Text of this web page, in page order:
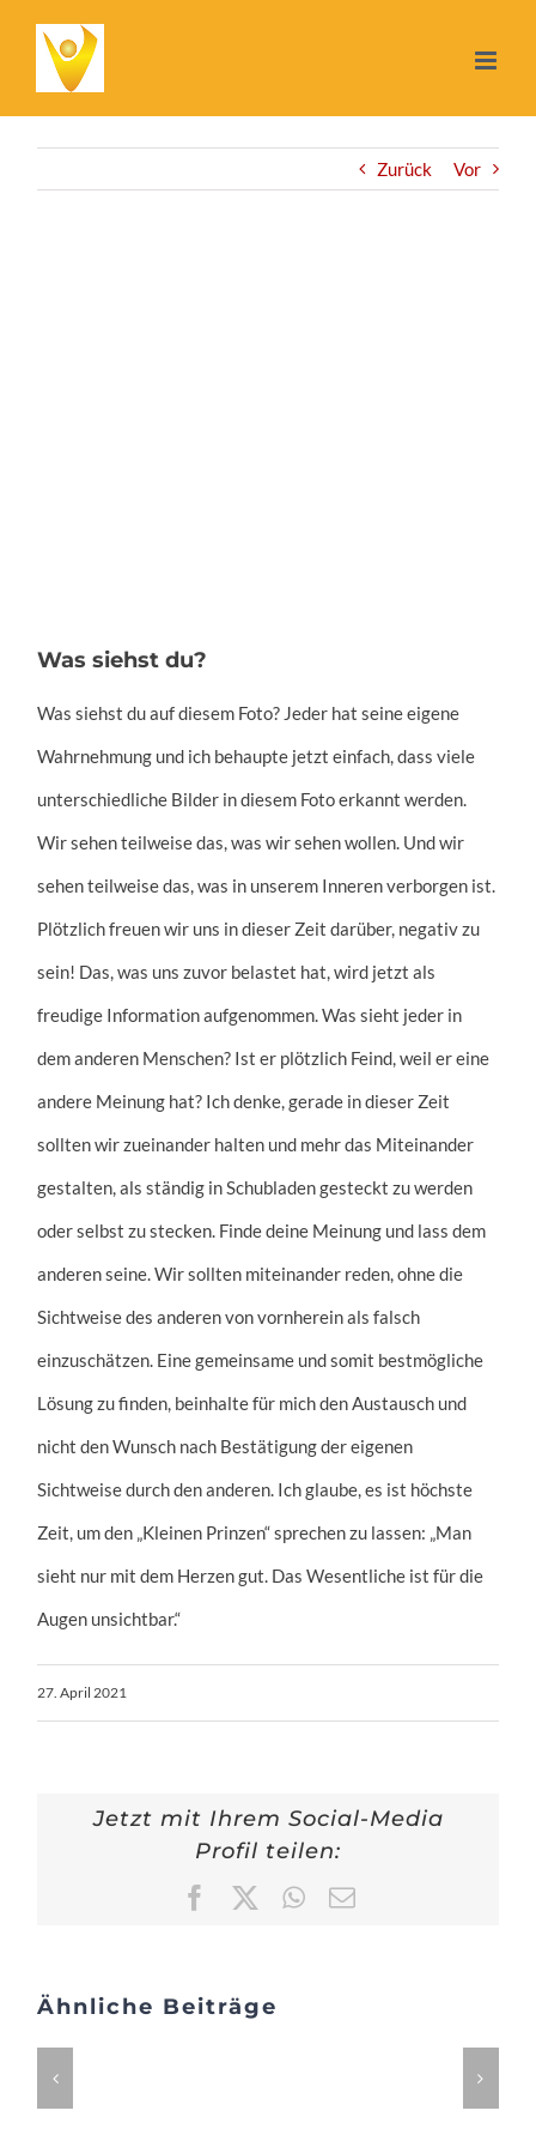
Zurück Vor
Was siehst du?
Was siehst du auf diesem Foto? Jeder hat seine eigene
Wahrnehmung und ich behaupte jetzt einfach, dass viele
unterschiedliche Bilder in diesem Foto erkannt werden.
Wir sehen teilweise das, was wir sehen wollen. Und wir
sehen teilweise das, was in unserem Inneren verborgen ist.
Plötzlich freuen wir uns in dieser Zeit darüber, negativ zu
sein! Das, was uns zuvor belastet hat, wird jetzt als
freudige Information aufgenommen. Was sieht jeder in
dem anderen Menschen? Ist er plötzlich Feind, weil er eine
andere Meinung hat? Ich denke, gerade in dieser Zeit
sollten wir zueinander halten und mehr das Miteinander
gestalten, als ständig in Schubladen gesteckt zu werden
oder selbst zu stecken. Finde deine Meinung und lass dem
anderen seine. Wir sollten miteinander reden, ohne die
Sichtweise des anderen von vornherein als falsch
einzuschätzen. Eine gemeinsame und somit bestmögliche
Lösung zu finden, beinhalte für mich den Austausch und
nicht den Wunsch nach Bestätigung der eigenen
Sichtweise durch den anderen. Ich glaube, es ist höchste
Zeit, um den „Kleinen Prinzen“ sprechen zu lassen: „Man
sieht nur mit dem Herzen gut. Das Wesentliche ist für die
Augen unsichtbar.“
27. April 2021
Jetzt mit Ihrem Social-Media
Profil teilen:
FacebookWhatsApp
E-
Ähnliche Beiträge
Wartesaal